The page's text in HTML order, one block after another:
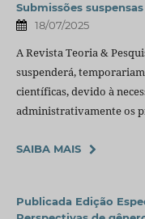
Submissões suspensas
18/07/2025
A Revista Teoria &
suspenderá,
científicas, devido à
administrativamente os
SAIBA MAIS
Publicada Edição